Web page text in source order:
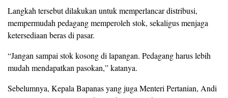
Langkah tersebut dilakukan untuk memperlancar distribusi,
mempermudah pedagang memperoleh stok, sekaligus menjaga
ketersediaan beras di pasar.
“Jangan sampai stok kosong di lapangan. Pedagang harus lebih
mudah mendapatkan pasokan,” katanya.
Sebelumnya, Kepala Bapanas yang juga Menteri Pertanian, Andi